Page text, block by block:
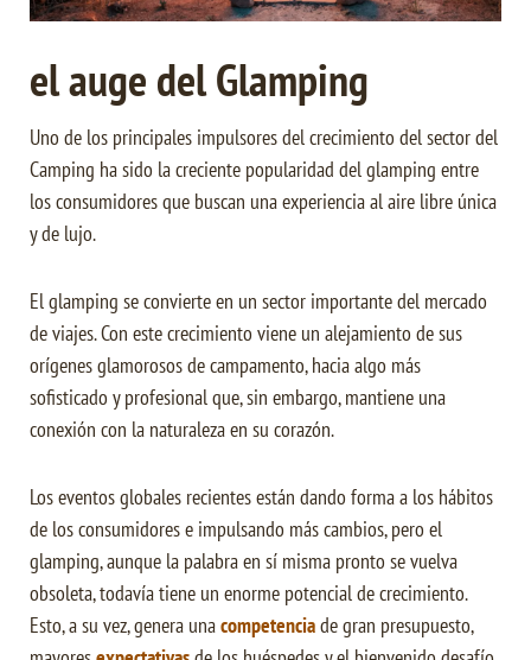
el auge del Glamping
Uno de los principales impulsores del crecimiento del sector del
Camping ha sido la creciente popularidad del glamping entre
los consumidores que buscan una experiencia al aire libre única
y de lujo.
El glamping se convierte en un sector importante del mercado
de viajes. Con este crecimiento viene un alejamiento de sus
orígenes glamorosos de campamento, hacia algo más
sofisticado y profesional que, sin embargo, mantiene una
conexión con la naturaleza en su corazón.
Los eventos globales recientes están dando forma a los hábitos
de los consumidores e impulsando más cambios, pero el
glamping, aunque la palabra en sí misma pronto se vuelva
obsoleta, todavía tiene un enorme potencial de crecimiento.
Esto, a su vez, genera unacompetenciade gran presupuesto,